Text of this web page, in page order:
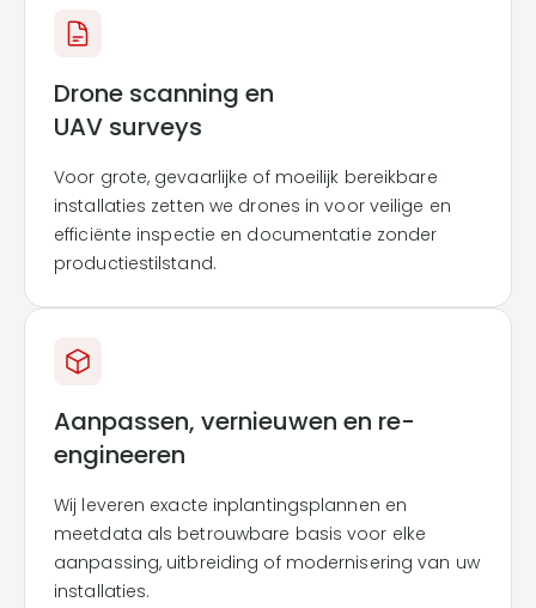
Drone scanning en
UAV surveys
Voor grote, gevaarlijke of moeilijk bereikbare
installaties zetten we drones in voor veilige en
efficiënte inspectie en documentatie zonder
productiestilstand.
Aanpassen, vernieuwen en re-
engineeren
Wij leveren exacte inplantingsplannen en
meetdata als betrouwbare basis voor elke
aanpassing, uitbreiding of modernisering van uw
installaties.